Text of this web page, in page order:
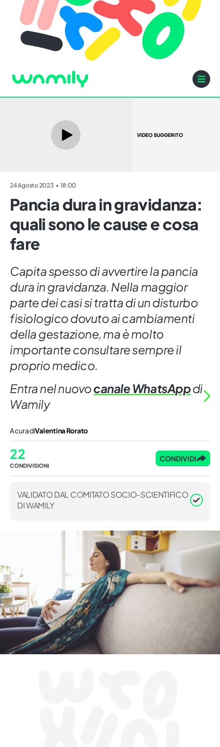
VIDEO SUGGERITO
24 Agosto 2023 18:00
Pancia dura in gravidanza:
quali sono le cause e cosa
fare
Capita spesso di avvertire la pancia
dura in gravidanza. Nella maggior
parte dei casi si tratta di un disturbo
fisiologico dovuto ai cambiamenti
della gestazione, ma è molto
importante consultare sempre il
proprio medico.
Entra nel nuovocanale WhatsAppdi
Wamily
A cura diValentina Rorato
22
CONDIVISIONI
CONDIVIDI
VALIDATO DAL COMITATO SOCIO-SCIENTIFICO
DI WAMILY